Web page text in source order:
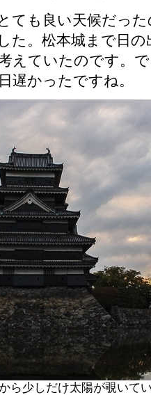
ても良い天候だっ
た。松本城まで日
えていたのです。
遅かったですね。
ら少しだけ太陽が覗いて